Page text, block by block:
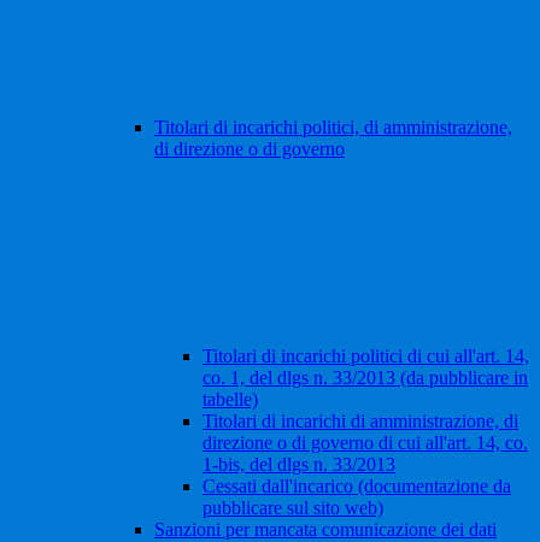
Titolari di incarichi politici, di amministrazione,
di direzione o di governo
Titolari di incarichi politici di cui all'art. 14,
co. 1, del dlgs n. 33/2013 (da pubblicare in
tabelle)
Titolari di incarichi di amministrazione, di
direzione o di governo di cui all'art. 14, co.
1-bis, del dlgs n. 33/2013
Cessati dall'incarico (documentazione da
pubblicare sul sito web)
Sanzioni per mancata comunicazione dei dati